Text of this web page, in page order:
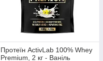
Протеїн ActivLab 100% Whey
Premium, 2 кг - Ваніль